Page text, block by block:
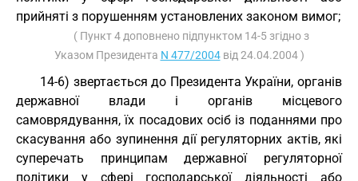
прийняті з порушенням установлених законом вимог;
( Пункт 4 доповнено підпунктом 14-5 згідно з
Указом Президента N 477/2004від 24.04.2004 )
14-6) звертається до Президента України, органів
державної влади і органів місцевого
самоврядування, їх посадових осіб із поданнями про
скасування або зупинення дії регуляторних актів, які
суперечать принципам державної регуляторної
політики у сфері господарської діяльності або